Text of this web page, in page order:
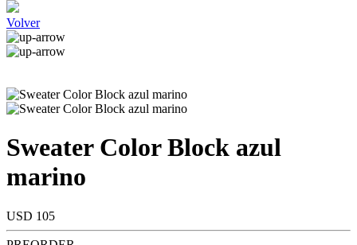
Volver
Sweater Color Block azul
marino
USD 105